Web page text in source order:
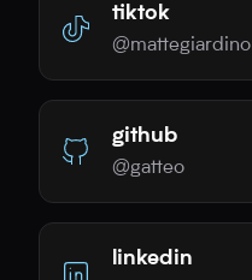
tiktok
@mattegiardino
github
@gatteo
linkedin